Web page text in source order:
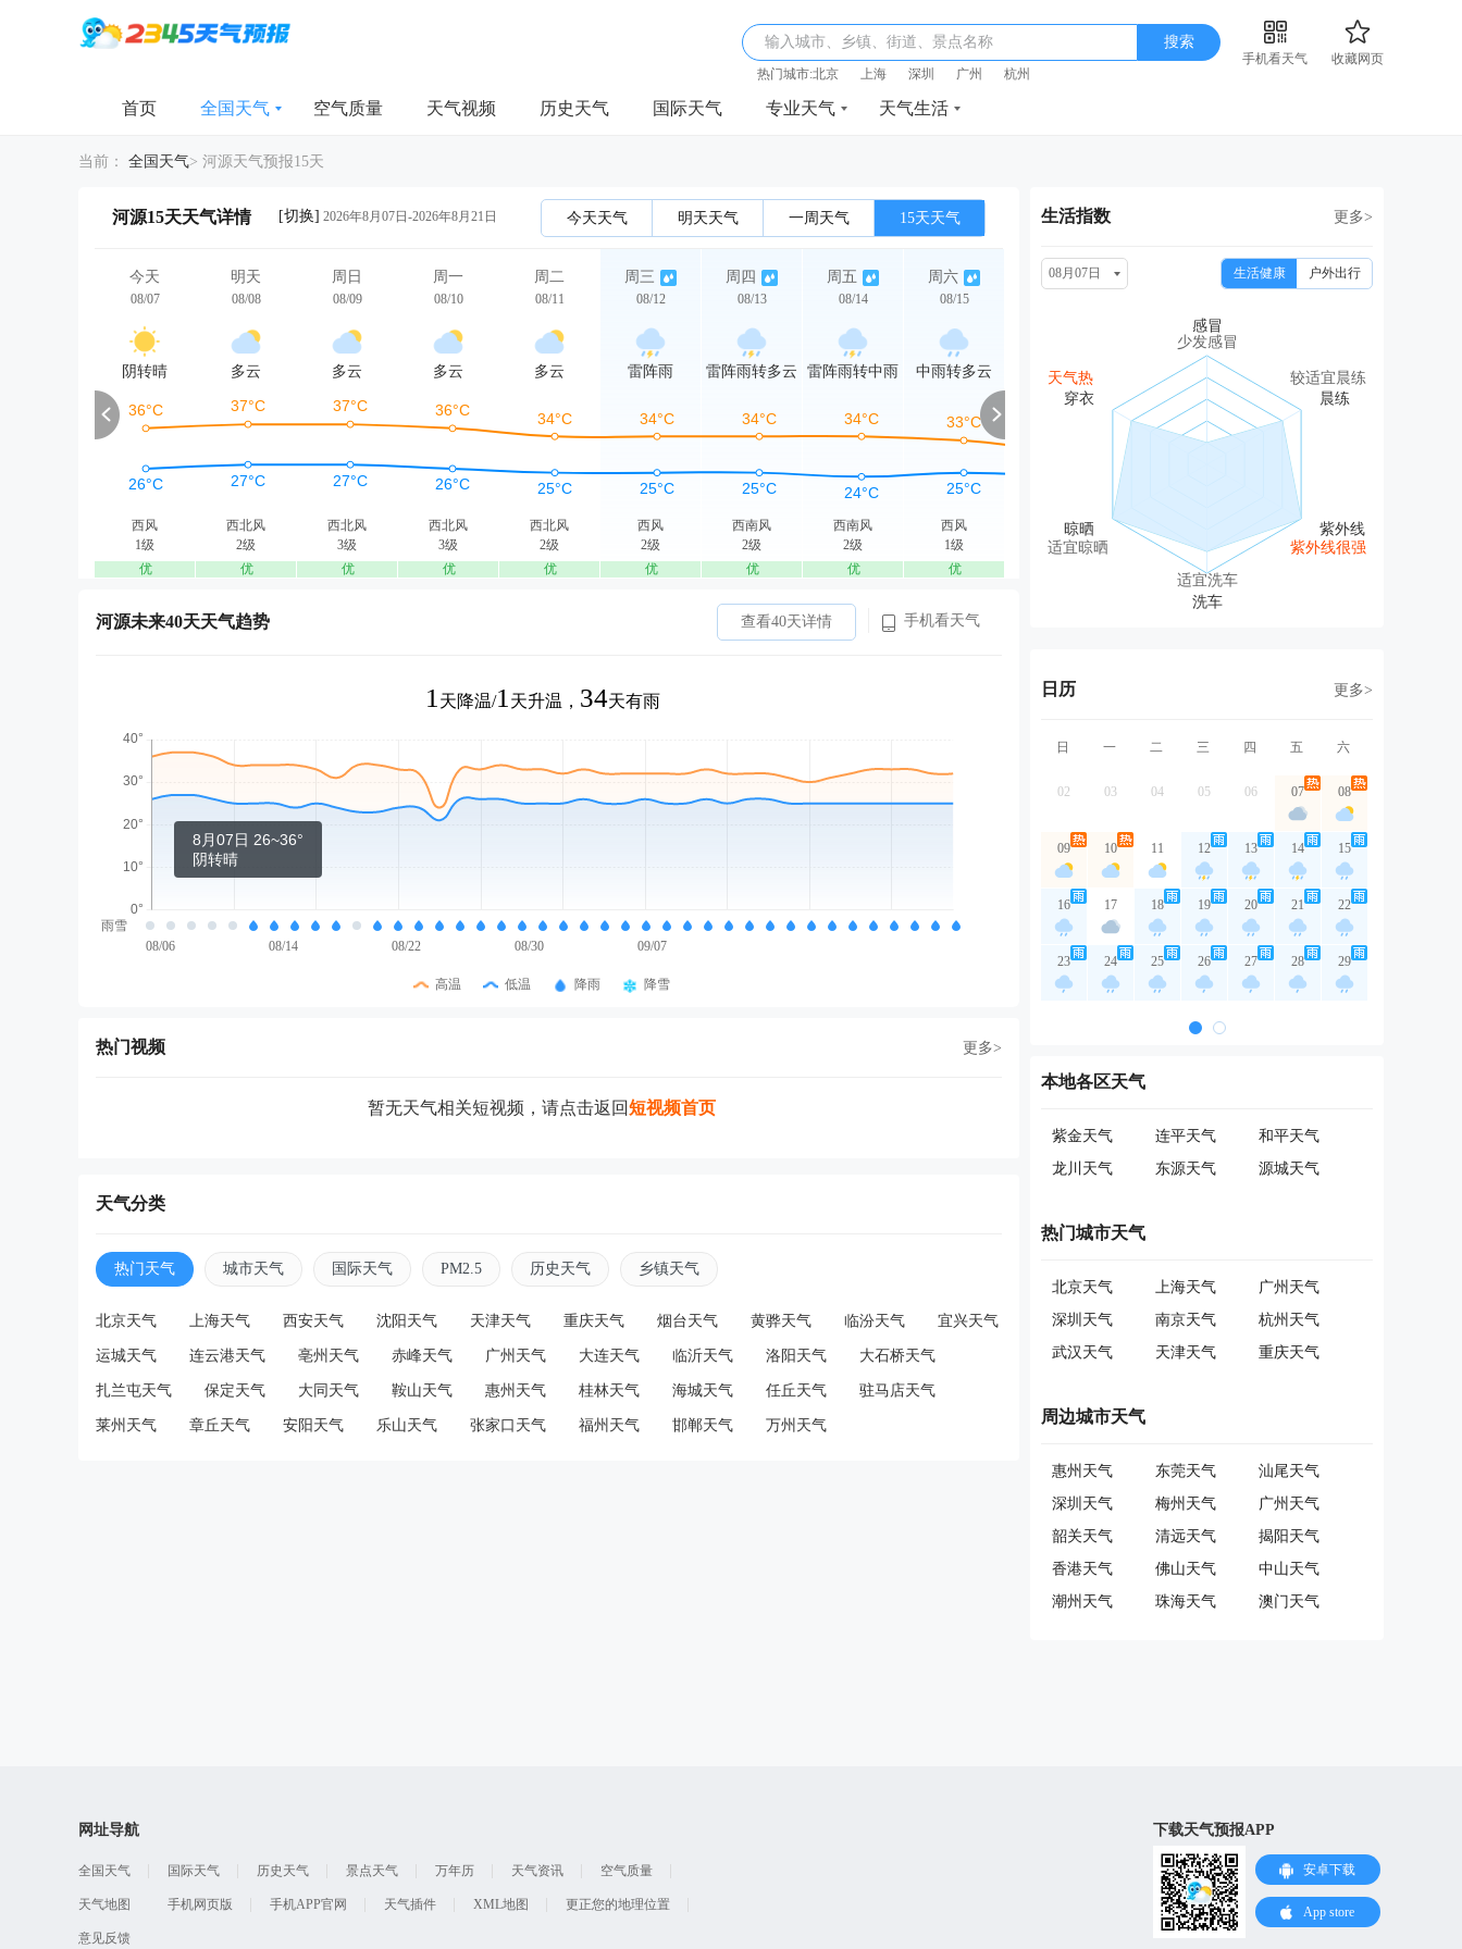
输入城市、乡镇、街道、景点名称 搜索
手机看天气
收藏网页
热门城市:北京 上海 深圳 广州 杭州
首页 全国天气 空气质量 天气视频 历史天气 国际天气 专业天气 天气生活
当前： 全国天气> 河源天气预报15天
河源15天天气详情 [切换] 2026年8月07日-2026年8月21日 今天天气 明天天气 一周天气 15天天气
今天
08/07
阴转晴
西风
1级
优
明天
08/08
多云
西北风
2级
优
周日
08/09
多云
西北风
3级
优
周一
08/10
多云
西北风
3级
优
周二
08/11
多云
西北风
2级
优
周三
08/12
雷阵雨
西风
2级
优
周四
08/13
雷阵雨转多云
西南风
2级
优
周五
08/14
雷阵雨转中雨
西南风
2级
优
周六
08/15
中雨转多云
西风
1级
优
周日
中雨
西北风
1级
东北风
2级
周二
中雨
东北风
2级
周三
中雨转多云
东北风
2级
河源未来40天天气趋势 查看40天详情 手机看天气
1 天降温/1 天升温， 34天有雨
8月07日 26~36°
阴转晴
雨雪
08/06
08/14 08/22 08/30 09/07
高温 低温 降雨 降雪
热门视频 更多>
暂无天气相关短视频，请点击返回短视频首页
天气分类
热门天气 城市天气 国际天气 PM2.5 历史天气 乡镇天气
北京天气 上海天气 西安天气 沈阳天气 天津天气 重庆天气 烟台天气 黄骅天气 临汾天气 宜兴天气
运城天气 连云港天气 亳州天气 赤峰天气 广州天气 大连天气 临沂天气 洛阳天气 大石桥天气
扎兰屯天气 保定天气 大同天气 鞍山天气 惠州天气 桂林天气 海城天气 任丘天气 驻马店天气
莱州天气 章丘天气 安阳天气 乐山天气 张家口天气 福州天气 邯郸天气 万州天气
生活指数 更多>
08月07日 生活健康 户外出行
少发感冒
天气热
适宜晾晒
适宜洗车
紫外线很强
较适宜晨练
日历 更多>
日 一 二 三 四 五 六
02 03 04 05 06 07 08
09 10 11 12 13 14 15
16 17 18 19 20 21 22
23 24 25 26 27 28 29
本地各区天气
紫金天气 连平天气
和平天气
龙川天气
东源天气 源城天气
热门城市天气
北京天气 上海天气
广州天气
深圳天气
南京天气
杭州天气
武汉天气
天津天气 重庆天气
周边城市天气
惠州天气 东莞天气
汕尾天气
深圳天气
梅州天气
广州天气
韶关天气
清远天气
揭阳天气
香港天气
佛山天气
中山天气
潮州天气
珠海天气 澳门天气
网址导航
全国天气 国际天气 历史天气 景点天气 万年历 天气资讯 空气质量
天气地图 手机网页版 手机APP官网 天气插件 XML地图 更正您的地理位置
意见反馈
下载天气预报APP
安卓下载
App store